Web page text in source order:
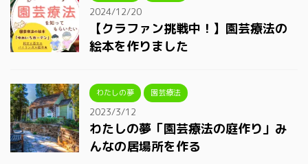
2024/12/20
【クラファン挑戦中！】園芸療法の
絵本を作りました
わたしの夢 園芸療法
2023/3/12
わたしの夢「園芸療法の庭作り」み
んなの居場所を作る